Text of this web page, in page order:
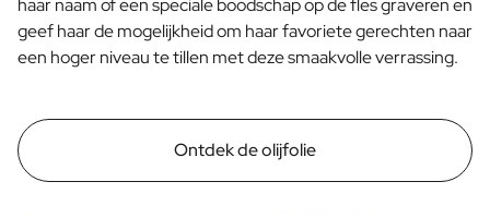
Proficiat met Jullie Huwelijk Cadeau
Tafelschikking Plaatskaartjes
Cadeau voor Haar
Cadeau voor Hem
Cadeau voor Mama
geef haar de mogelijkheid om haar favoriete gerechten naar
een hoger niveau te tillen met deze smaakvolle verrassing.
Ontdek de olijfolie